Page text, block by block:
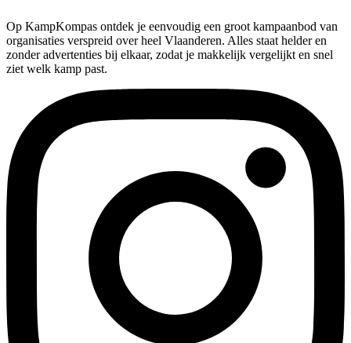
Op KampKompas ontdek je eenvoudig een groot kampaanbod van
organisaties verspreid over heel Vlaanderen. Alles staat helder en
zonder advertenties bij elkaar, zodat je makkelijk vergelijkt en snel
ziet welk kamp past.